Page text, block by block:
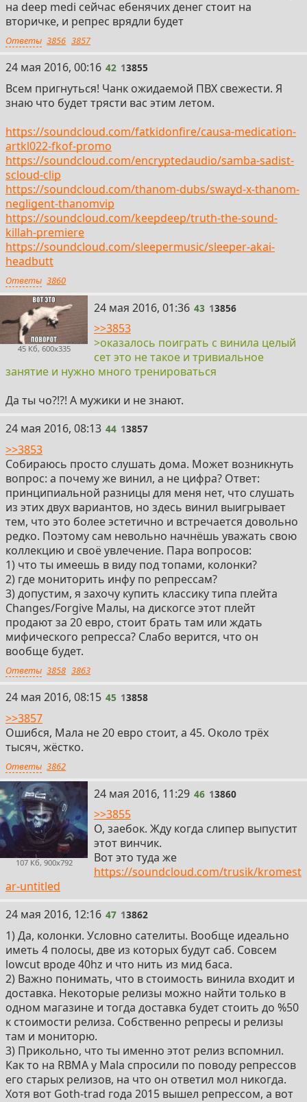
на deep medi сейчас ебенячих денег стоит на
вторичке, и репрес врядли будет
Ответы 3856 3857
42
24 мая 2016, 00:16 42 13855
Всем пригнуться! Чанк ожидаемой ПВХ свежести. Я
знаю что будет трясти вас этим летом.
https://soundcloud.com/fatkidonfire/causa-medication-
artkl022-fkof-promo
https://soundcloud.com/encryptedaudio/samba-sadist-
scloud-clip
https://soundcloud.com/thanom-dubs/swayd-x-thanom-
negligent-thanomvip
https://soundcloud.com/keepdeep/truth-the-sound-
killah-premiere
https://soundcloud.com/sleepermusic/sleeper-akai-
headbutt
Ответы 3860
45 Кб, 600x335
43
24 мая 2016, 01:36 43 13856
>>3853
>оказалось поиграть с винила целый
сет это не такое и тривиальное
занятие и нужно много тренироваться
Да ты чо?!?! А мужики и не знают.
44
24 мая 2016, 08:13 44 13857
>>3853
Собираюсь просто слушать дома. Может возникнуть
вопрос: а почему же винил, а не цифра? Ответ:
принципиальной разницы для меня нет, что слушать
из этих двух вариантов, но здесь винил выигрывает
тем, что это более эстетично и встречается довольно
редко. Поэтому сам невольно начнёшь уважать свою
коллекцию и своё увлечение. Пара вопросов:
1) что ты имеешь в виду под топами, колонки?
2) где мониторить инфу по репрессам?
3) допустим, я захочу купить классику типа плейта
Changes/Forgive Малы, на дискогсе этот плейт
продают за 20 евро, стоит брать там или ждать
мифического репресса? Слабо верится, что он
вообще будет.
Ответы 3858 3863
45
24 мая 2016, 08:15 45 13858
>>3857
Ошибся, Мала не 20 евро стоит, а 45. Около трёх
тысяч, жёстко.
Ответы 3862
107 Кб, 900x792
46
24 мая 2016, 11:29 46 13860
>>3855
О, заебок. Жду когда слипер выпустит
этот винчик.
Вот это туда же
https://soundcloud.com/trusik/kromest
ar-untitled
47
24 мая 2016, 12:16 47 13862
1) Да, колонки. Условно сателиты. Вообще идеально
иметь 4 полосы, две из которых будут саб. Совсем
lowcut вроде 40hz и что нить из мид баса.
2) Важно понимать, что в стоимость винила входит и
доставка. Некоторые релизы можно найти только в
одном магазине и тогда доставка будет стоить до %50
к стоимости релиза. Собственно репресы и релизы
там и мониторю.
3) Прикольно, что ты именно этот релиз вспомнил.
Как то на RBMA у Mala спросили по поводу репрессов
его старых релизов, на что он ответил мол никогда.
Хотя вот Goth-trad года 2015 вышел репрессом, а вот